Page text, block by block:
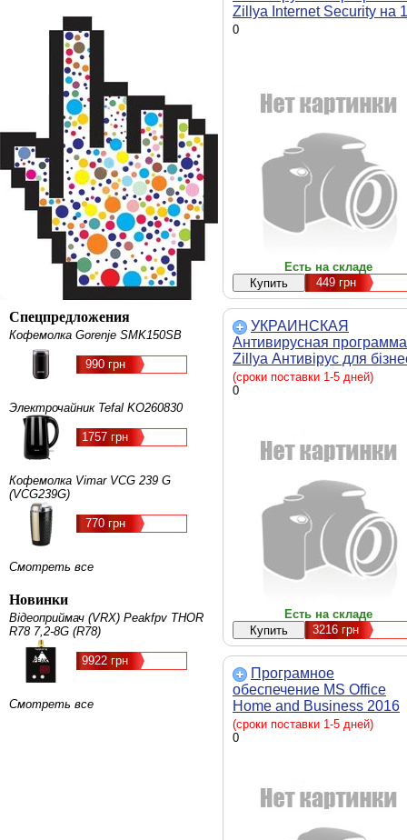
Спецпредложения
Кофемолка Gorenje SMK150SB
990 грн
Электрочайник Tefal KO260830
1757 грн
Кофемолка Vimar VCG 239 G
(VCG239G)
770 грн
Смотреть все
Новинки
Відеоприймач (VRX) Peakfpv THOR
R78 7,2-8G (R78)
9922 грн
Смотреть все
Zillya Internet Security на 1
ПК на 2 года
0
Есть на складе
449грн
УКРАИНСКАЯ
Антивирусная программа
Zillya Антивірус для
17пк 1год
(сроки поставки 1-5 дней)
0
Есть на складе
3216 грн
Програмное
обеспечение MS Office
Home and Business 2016
Win AllLng PKLic Onln
Only C2R NR (T5D-02322)
(сроки поставки 1-5 дней)
0